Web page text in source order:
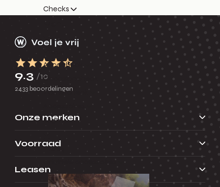
Checks
Aircocheck
Occasioncheck
Zomercheck
Menu
Terug
9.3 /10
2433 beoordelingen
Onze merken
Voorraad
Leasen